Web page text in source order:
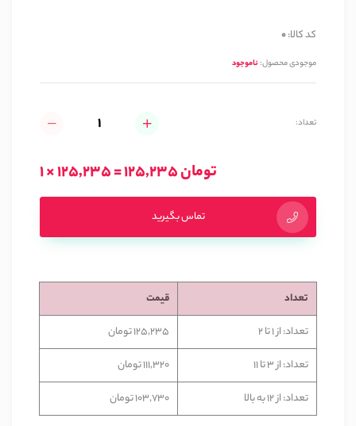
کد کالا:0
موجودی محصول:ناموجود
تعداد:
1 × 125,235 = 125,235 تومان
تماس بگیرید
تعداد
قیمت
تعداد: از 1 تا 2
125,235 تومان
تعداد: از 3 تا 11
111,320 تومان
تعداد: از 12 به بالا
103,730 تومان